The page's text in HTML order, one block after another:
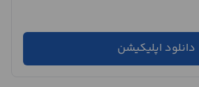
دانلود اپلیکیشن